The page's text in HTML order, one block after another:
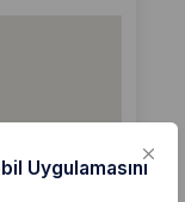
Uygulamasını